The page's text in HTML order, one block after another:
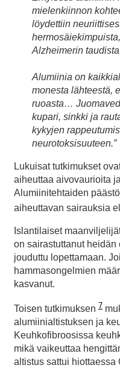
mielenkiinnon
löydettiin
Alzheimerin
Alumiinia on
monesta lähteestä,
ruoasta…
kupari, sinkki ja
kykyjen
neurotoksisuuteen.”
Lukuisat tutkimukset
aiheuttaa aivovaurioita
Alumiinitehtaiden
aiheuttavan sairauksia
Islantilaiset
on sairastuttanut
jouduttu lopettamaan.
hammasongelmien
kasvanut.
Toisen tutkimuksen 7
alumiinialtistuksen ja
Keuhkofibroosissa
mikä vaikeuttaa
altistus sattui hiottaessa